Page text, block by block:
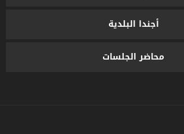
أجندا البلدية
محاضر الجلسات